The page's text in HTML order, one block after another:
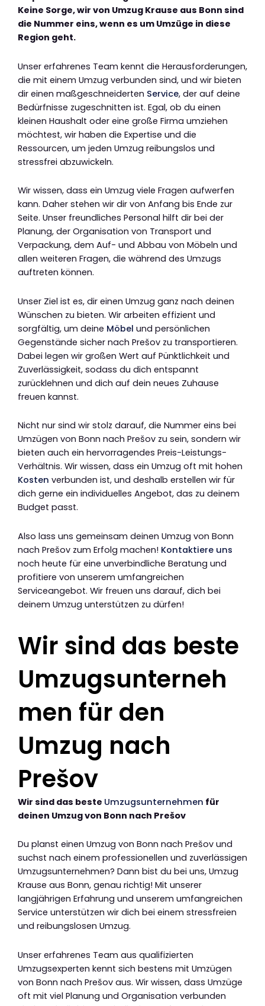
Keine Sorge, wir von Umzug Krause aus Bonn sind
die Nummer eins, wenn es um Umzüge in diese
Region geht.
Unser erfahrenes Team kennt die Herausforderungen,
die mit einem Umzug verbunden sind, und wir bieten
dir einen maßgeschneiderten Service, der auf deine
Bedürfnisse zugeschnitten ist. Egal, ob du einen
kleinen Haushalt oder eine große Firma umziehen
möchtest, wir haben die Expertise und die
Ressourcen, um jeden Umzug reibungslos und
stressfrei abzuwickeln.
Wir wissen, dass ein Umzug viele Fragen aufwerfen
kann. Daher stehen wir dir von Anfang bis Ende zur
Seite. Unser freundliches Personal hilft dir bei der
Planung, der Organisation von Transport und
Verpackung, dem Auf- und Abbau von Möbeln und
allen weiteren Fragen, die während des Umzugs
auftreten können.
Unser Ziel ist es, dir einen Umzug ganz nach deinen
Wünschen zu bieten. Wir arbeiten effizient und
sorgfältig, um deine Möbel und persönlichen
Gegenstände sicher nach Prešov zu transportieren.
Dabei legen wir großen Wert auf Pünktlichkeit und
Zuverlässigkeit, sodass du dich entspannt
zurücklehnen und dich auf dein neues Zuhause
freuen kannst.
Nicht nur sind wir stolz darauf, die Nummer eins bei
Umzügen von Bonn nach Prešov zu sein, sondern wir
bieten auch ein hervorragendes Preis-Leistungs-
Verhältnis. Wir wissen, dass ein Umzug oft mit hohen
Kosten verbunden ist, und deshalb erstellen wir für
dich gerne ein individuelles Angebot, das zu deinem
Budget passt.
Also lass uns gemeinsam deinen Umzug von Bonn
nach Prešov zum Erfolg machen! Kontaktiere uns
noch heute für eine unverbindliche Beratung und
profitiere von unserem umfangreichen
Serviceangebot. Wir freuen uns darauf, dich bei
deinem Umzug unterstützen zu dürfen!
Wir sind das beste
Umzugsunterneh
men für den
Umzug nach
Prešov
Wir sind das beste Umzugsunternehmen für
deinen Umzug von Bonn nach Prešov
Du planst einen Umzug von Bonn nach Prešov und
suchst nach einem professionellen und zuverlässigen
Umzugsunternehmen? Dann bist du bei uns, Umzug
Krause aus Bonn, genau richtig! Mit unserer
langjährigen Erfahrung und unserem umfangreichen
Service unterstützen wir dich bei einem stressfreien
und reibungslosen Umzug.
Unser erfahrenes Team aus qualifizierten
Umzugsexperten kennt sich bestens mit Umzügen
von Bonn nach Prešov aus. Wir wissen, dass Umzüge
oft mit viel Planung und Organisation verbunden